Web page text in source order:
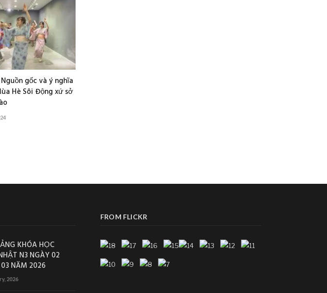
gốc và ý nghĩa
Hè Sôi Động xứ sở
KHÓA HỌC
N3 NGÀY 02
NĂM 2026
2026
FROM FLICKR